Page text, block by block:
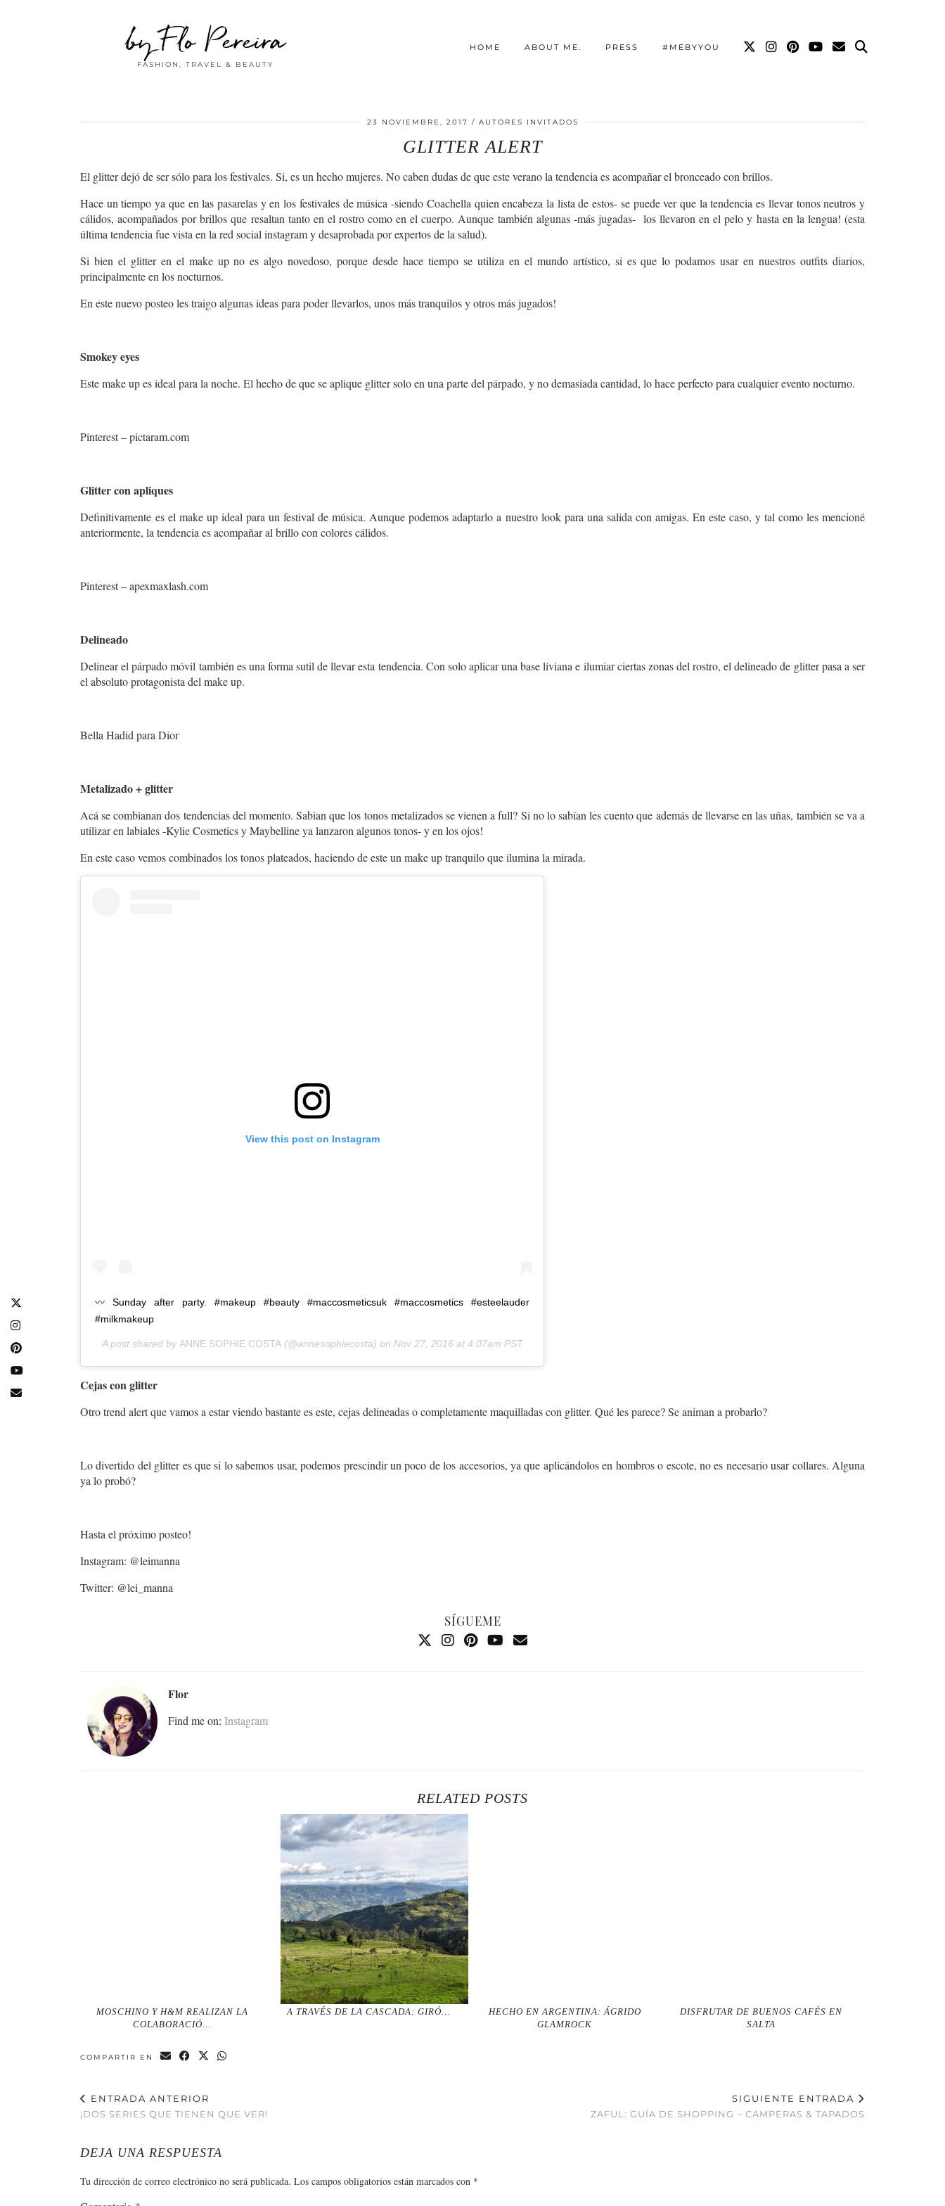
by Flo Pereira
FASHION, TRAVEL & BEAUTY
HOME ABOUT ME. PRESS #MEBYYOU
23 NOVIEMBRE, 2017 AUTORES INVITADOS
GLITTER ALERT
El glitter dejó de ser sólo para los festivales. Si, es un hecho mujeres. No caben dudas de que este verano la tendencia es acompañar el bronceado con brillos.
Hace un tiempo ya que en las pasarelas y en los festivales de música -siendo Coachella quien encabeza la lista de estos- se puede ver que la tendencia es llevar tonos neutros y
cálidos, acompañados por brillos que resaltan tanto en el rostro como en el cuerpo. Aunque también algunas -más jugadas- los llevaron en el pelo y hasta en la lengua! (esta
última tendencia fue vista en la red social instagram y desaprobada por expertos de la salud).
Si bien el glitter en el make up no es algo novedoso, porque desde hace tiempo se utiliza en el mundo artístico, si es que lo podamos usar en nuestros outfits diarios,
principalmente en los nocturnos.
En este nuevo posteo les traigo algunas ideas para poder llevarlos, unos más tranquilos y otros más jugados!
Smokey eyes
Este make up es ideal para la noche. El hecho de que se aplique glitter solo en una parte del párpado, y no demasiada cantidad, lo hace perfecto para cualquier evento nocturno.
Pinterest – pictaram.com
Glitter con apliques
Definitivamente es el make up ideal para un festival de música. Aunque podemos adaptarlo a nuestro look para una salida con amigas. En este caso, y tal como les mencioné
anteriormente, la tendencia es acompañar al brillo con colores cálidos.
Pinterest – apexmaxlash.com
Delineado
Delinear el párpado móvil también es una forma sutil de llevar esta tendencia. Con solo aplicar una base liviana e ilumiar ciertas zonas del rostro, el delineado de glitter pasa a ser
el absoluto protagonista del make up.
Bella Hadid para Dior
Metalizado + glitter
Acá se combianan dos tendencias del momento. Sabian que los tonos metalizados se vienen a full? Si no lo sabían les cuento que además de llevarse en las uñas, también se va a
utilizar en labiales -Kylie Cosmetics y Maybelline ya lanzaron algunos tonos- y en los ojos!
En este caso vemos combinados los tonos plateados, haciendo de este un make up tranquilo que ilumina la mirada.
View this post on Instagram
〰 Sunday after party. #makeup #beauty #maccosmeticsuk #maccosmetics #esteelauder
#milkmakeup
A post shared by ANNE SOPHIE COSTA(@annesophiecosta) on Nov 27, 2016 at 4:07am PST
Cejas con glitter
Otro trend alert que vamos a estar viendo bastante es este, cejas delineadas o completamente maquilladas con glitter. Qué les parece? Se animan a probarlo?
Lo divertido del glitter es que si lo sabemos usar, podemos prescindir un poco de los accesorios, ya que aplicándolos en hombros o escote, no es necesario usar collares. Alguna
ya lo probó?
Hasta el próximo posteo!
Instagram: @leimanna
Twitter: @lei_manna
SÍGUEME
Flor
Find me on: Instagram
RELATED POSTS
MOSCHINO Y H&M REALIZAN LA
COLABORACIÓ…
A TRAVÉS DE LA CASCADA : GIRÓ…
HECHO EN ARGENTINA: ÁGRIDO
GLAMROCK
DISFRUTAR DE BUENOS CAFÉS EN
SALTA
COMPARTIR EN
ENTRADA ANTERIOR
¡DOS SERIES QUE TIENEN QUE VER!
SIGUIENTE ENTRADA
ZAFUL: GUÍA DE SHOPPING – CAMPERAS & TAPADOS
DEJA UNA RESPUESTA
Tu dirección de correo electrónico no será publicada. Los campos obligatorios están marcados con *